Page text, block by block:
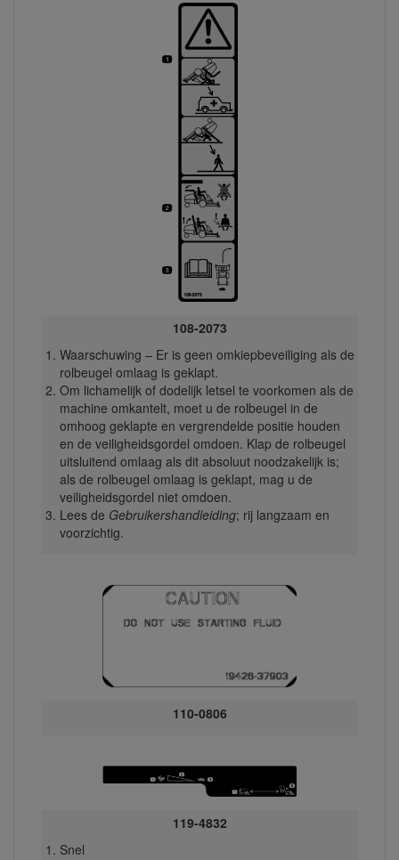
108-2073
Waarschuwing – Er is geen omkiepbeveiliging als de
rolbeugel omlaag is geklapt.
Om lichamelijk of dodelijk letsel te voorkomen als de
machine omkantelt, moet u de rolbeugel in de
omhoog geklapte en vergrendelde positie houden
en de veiligheidsgordel omdoen. Klap de rolbeugel
uitsluitend omlaag als dit absoluut noodzakelijk is;
als de rolbeugel omlaag is geklapt, mag u de
veiligheidsgordel niet omdoen.
Lees de Gebruikershandleiding; rij langzaam en
voorzichtig.
110-0806
119-4832
Snel